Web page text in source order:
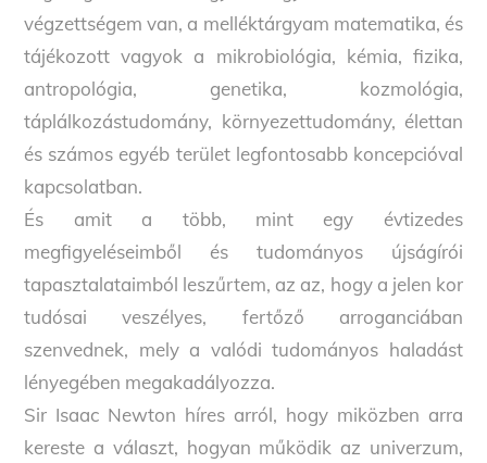
végzettségem van, a melléktárgyam matematika, és
tájékozott vagyok a mikrobiológia, kémia, fizika,
antropológia, genetika, kozmológia,
táplálkozástudomány, környezettudomány, élettan
és számos egyéb terület legfontosabb koncepcióval
kapcsolatban.
És amit a több, mint egy évtizedes
megfigyeléseimből és tudományos újságírói
tapasztalataimból leszűrtem, az az, hogy a jelen kor
tudósai veszélyes, fertőző arroganciában
szenvednek, mely a valódi tudományos haladást
lényegében megakadályozza.
Sir Isaac Newton híres arról, hogy miközben arra
kereste a választ, hogyan működik az univerzum,